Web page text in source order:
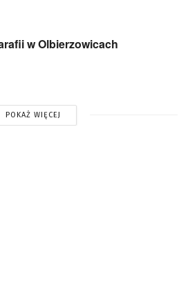
w Olbierzowicach
POKAŻ WIĘCEJ